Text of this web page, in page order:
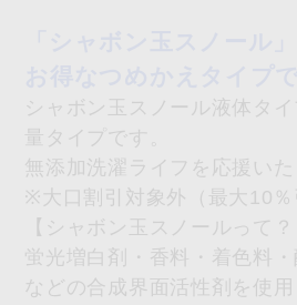
シャボン玉スノール液体タ
量タイプです。
無添加洗濯ライフを応援いた
※大口割引対象外（最大10％
【シャボン玉スノールって？
蛍光増白剤・香料・着色料
などの合成界面活性剤を使